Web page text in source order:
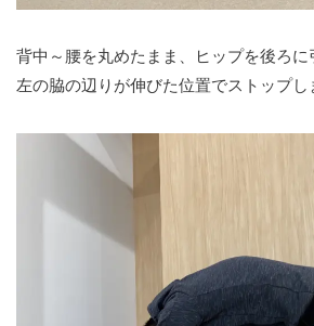
背中～腰を丸めたまま、ヒップを後ろに
左の脇の辺りが伸びた位置でストップし